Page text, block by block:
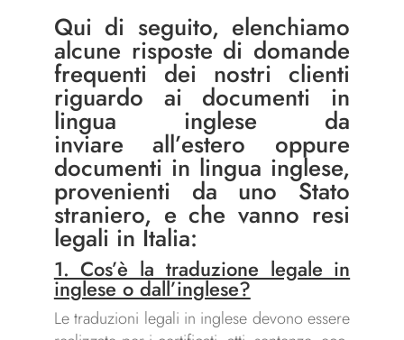
Qui di seguito, elenchiamo
alcune risposte di domande
frequenti dei nostri clienti
riguardo ai documenti in
lingua inglese da
inviare all’estero oppure
documenti in lingua inglese,
provenienti da uno Stato
straniero, e che vanno resi
legali in Italia:
1. Cos’è la traduzione legale in
inglese o dall’inglese?
Le traduzioni legali in inglese devono essere